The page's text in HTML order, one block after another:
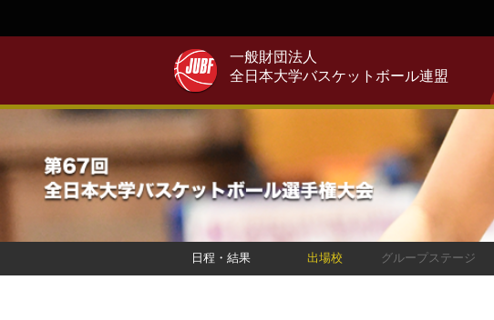
一般財団法人
全日本大学バスケットボール連盟
日程・結果 出場校 グループステージ